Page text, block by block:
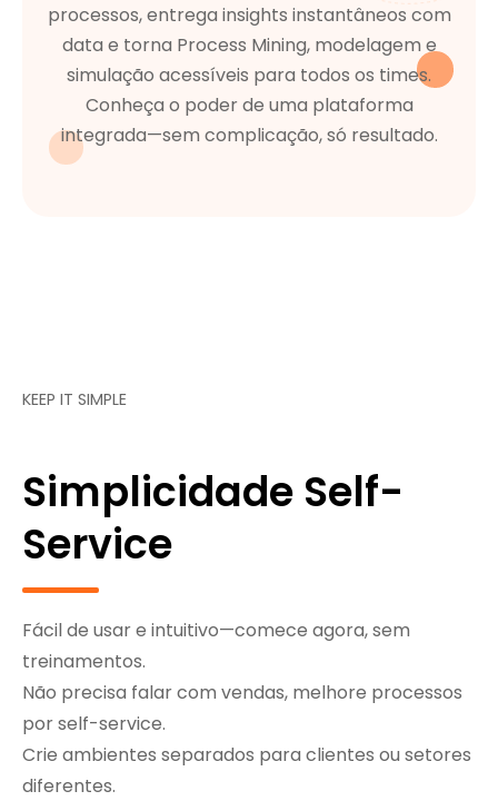
processos, entrega insights instantâneos com
data e torna Process Mining, modelagem e
simulação acessíveis para todos os times.
Conheça o poder de uma plataforma
integrada—sem complicação, só resultado.
KEEP IT SIMPLE
Simplicidade Self-
Service
Fácil de usar e intuitivo—comece agora, sem
treinamentos.
Não precisa falar com vendas, melhore processos
por self-service.
Crie ambientes separados para clientes ou setores
diferentes.